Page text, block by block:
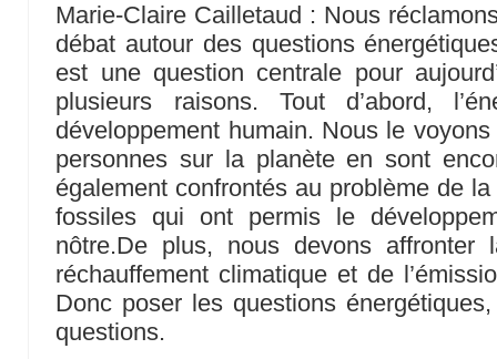
Marie-Claire Cailletaud : Nous
débat autour des questions
est une question centrale pour
plusieurs raisons. Tout d’abord,
développement humain. Nous le
personnes sur la planète en sont
également confrontés au problème de
fossiles qui ont permis le
nôtre.De plus, nous devons affronter
réchauffement climatique et de
Donc poser les questions
questions.